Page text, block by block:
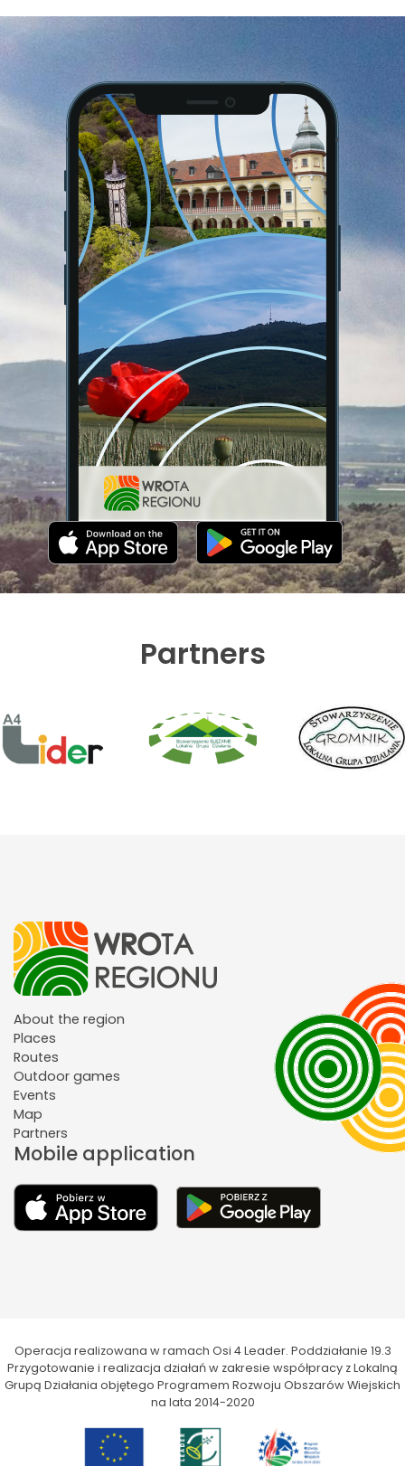
Partners
About the region
Places
Routes
Outdoor games
Events
Map
Partners
Mobile application
Operacja realizowana w ramach Osi 4 Leader. Poddziałanie 19.3
Przygotowanie i realizacja działań w zakresie współpracy z Lokalną
Grupą Działania objętego Programem Rozwoju Obszarów Wiejskich
na lata 2014-2020